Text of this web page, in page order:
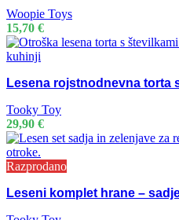
Woopie Toys
15,70 €
Lesena rojstnodnevna torta
Tooky Toy
29,90 €
Razprodano
Leseni komplet hrane –